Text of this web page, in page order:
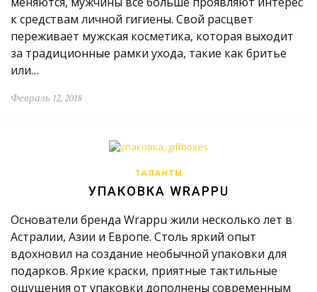
к средствам личной гигиены. Свой расцвет
переживает мужская косметика, которая выходит
за традиционные рамки ухода, такие как бритье
или…
Февраль 12, 2018
ТАЛАНТЫ
УПАКОВКА WRAPPU
Основатели бренда Wrappu жили несколько лет в
Астралии, Азии и Европе. Столь яркий опыт
вдохновил на создание необычной упаковки для
подарков. Яркие краски, приятные тактильные
ощущения от упаковки дополнены современным